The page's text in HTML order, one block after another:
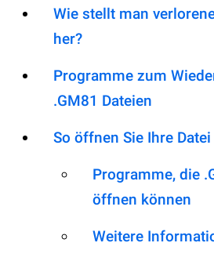
Wie stellt man
her?
Programme zum
.GM81 Dateien
So öffnen Sie Ihre Datei
Programme, die
öffnen können
Weitere